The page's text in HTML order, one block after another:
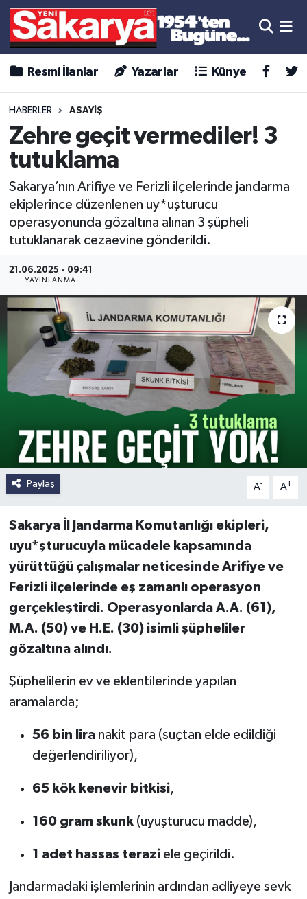
Resmi İlanlar Yazarlar Künye
HABERLER ASAYİŞ
Zehre geçit vermediler! 3
tutuklama
Sakarya’nın Arifiye ve Ferizli ilçelerinde jandarma
ekiplerince düzenlenen uy*uşturucu
operasyonunda gözaltına alınan 3 şüpheli
tutuklanarak cezaevine gönderildi.
21.06.2025 - 09:41
YAYINLANMA
Paylaş A- A+
Sakarya İl Jandarma Komutanlığı ekipleri,
uyu*şturucuyla mücadele kapsamında
yürüttüğü çalışmalar neticesinde Arifiye ve
Ferizli ilçelerinde eş zamanlı operasyon
gerçekleştirdi. Operasyonlarda A.A. (61),
M.A. (50) ve H.E. (30) isimli şüpheliler
gözaltına alındı.
Şüphelilerin ev ve eklentilerinde yapılan
aramalarda;
56 bin liranakit para (suçtan elde edildiği
değerlendiriliyor),
65 kök kenevir bitkisi,
160 gram skunk(uyuşturucu madde),
1 adet hassas teraziele geçirildi.
Jandarmadaki işlemlerinin ardından adliyeye sevk